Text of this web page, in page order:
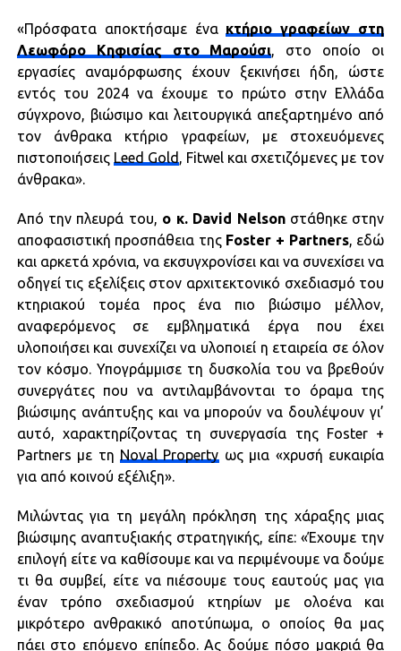
«Πρόσφατα αποκτήσαμε ένα κτήριο γραφείων στη
Λεωφόρο Κηφισίας στο Μαρούσι, στο οποίο οι
εργασίες αναμόρφωσης έχουν ξεκινήσει ήδη, ώστε
εντός του 2024 να έχουμε το πρώτο στην Ελλάδα
σύγχρονο, βιώσιμο και λειτουργικά απεξαρτημένο από
τον άνθρακα κτήριο γραφείων, με στοχευόμενες
πιστοποιήσεις Leed Gold , Fitwel και σχετιζόμενες με τον
άνθρακα».
Από την πλευρά του, ο κ. David Nelsonστάθηκε στην
αποφασιστική προσπάθεια της Foster + Partners, εδώ
και αρκετά χρόνια, να εκσυγχρονίσει και να συνεχίσει να
οδηγεί τις εξελίξεις στον αρχιτεκτονικό σχεδιασμό του
κτηριακού τομέα προς ένα πιο βιώσιμο μέλλον,
αναφερόμενος σε εμβληματικά έργα που έχει
υλοποιήσει και συνεχίζει να υλοποιεί η εταιρεία σε όλον
τον κόσμο. Υπογράμμισε τη δυσκολία του να βρεθούν
συνεργάτες που να αντιλαμβάνονται το όραμα της
βιώσιμης ανάπτυξης και να μπορούν να δουλέψουν γι’
αυτό, χαρακτηρίζοντας τη συνεργασία της Foster +
Partners με τη Noval Property ως μια «χρυσή ευκαιρία
για από κοινού εξέλιξη».
Μιλώντας για τη μεγάλη πρόκληση της χάραξης μιας
βιώσιμης αναπτυξιακής στρατηγικής, είπε: «Έχουμε την
επιλογή είτε να καθίσουμε και να περιμένουμε να δούμε
τι θα συμβεί, είτε να πιέσουμε τους εαυτούς μας για
έναν τρόπο σχεδιασμού κτηρίων με ολοένα και
μικρότερο ανθρακικό αποτύπωμα, ο οποίος θα μας
πάει στο επόμενο επίπεδο. Ας δούμε πόσο μακριά θα